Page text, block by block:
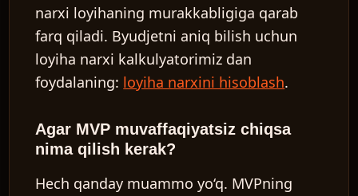
narxi loyihaning murakkabligiga qarab
farq qiladi. Byudjetni aniq bilish uchun
loyiha narxi kalkulyatorimiz dan
foydalaning: loyiha narxini hisoblash.
Agar MVP muvaffaqiyatsiz chiqsa
nima qilish kerak?
Hech qanday muammo yo‘q. MVPning